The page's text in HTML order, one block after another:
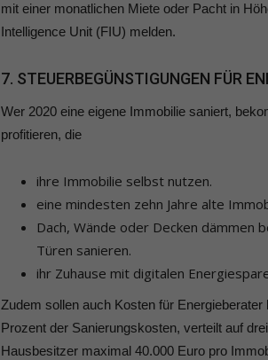
mit einer monatlichen Miete oder Pacht in
Intelligence Unit (FIU) melden.
7. STEUERBEGÜNSTIGUNGEN FÜR
Wer 2020 eine eigene Immobilie saniert,
profitieren, die
ihre Immobilie selbst nutzen.
eine mindesten zehn Jahre alte
Dach, Wände oder Decken dämmen
Türen sanieren.
ihr Zuhause mit digitalen
Zudem sollen auch Kosten für
Prozent der Sanierungskosten, verteilt auf
Hausbesitzer maximal 40.000 Euro pro